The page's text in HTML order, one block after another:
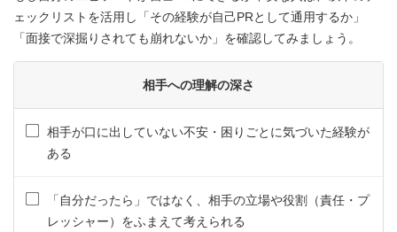
ェックリストを活用し「その経験が自己PRとして通用するか」
「面接で深掘りされても崩れないか」を確認してみましょう。
相手への理解の深さ
相手が口に出していない不安・困りごとに気づいた経験が
ある
「自分だったら」ではなく、相手の立場や役割（責任・プ
レッシャー）をふまえて考えられる